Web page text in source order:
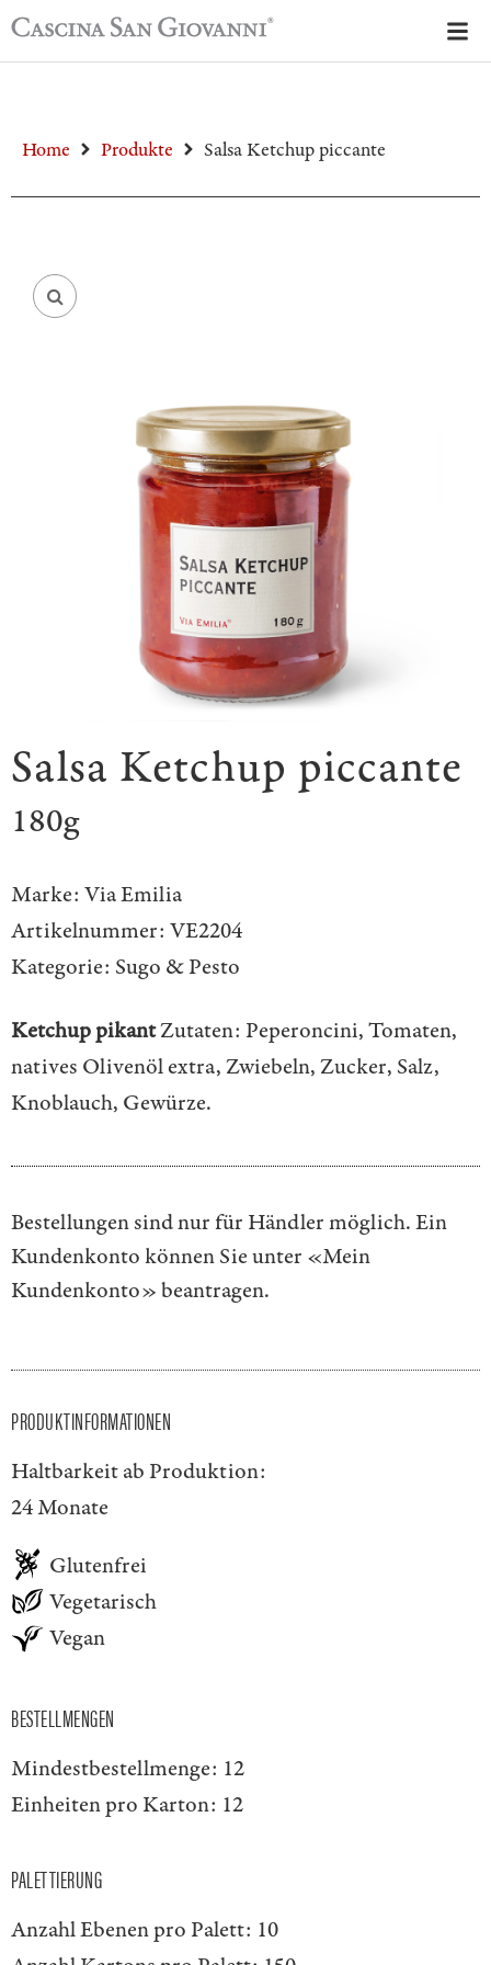
Home Produkte Salsa Ketchup piccante
Salsa Ketchup piccante
180g
Marke: Via Emilia
Artikelnummer: VE2204
Kategorie: Sugo & Pesto
Ketchup pikantZutaten: Peperoncini, Tomaten,
natives Olivenöl extra, Zwiebeln, Zucker, Salz,
Knoblauch, Gewürze.
Bestellungen sind nur für Händler möglich. Ein
Kundenkonto können Sie unter «Mein
Kundenkonto»beantragen.
PRODUKTINFORMATIONEN
Haltbarkeit ab Produktion:
24 Monate
Glutenfrei
Vegetarisch
Vegan
BESTELLMENGEN
Mindestbestellmenge: 12
Einheiten pro Karton: 12
PALETTIERUNG
Anzahl Ebenen pro Palett: 10